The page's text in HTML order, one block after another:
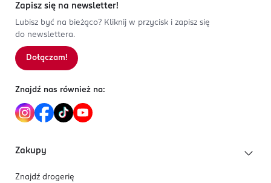
Zapisz się na newsletter!
Lubisz być na bieżąco? Kliknij w przycisk i zapisz się
do newslettera.
Dołączam!
Znajdź nas również na:
Zakupy
Znajdź drogerię